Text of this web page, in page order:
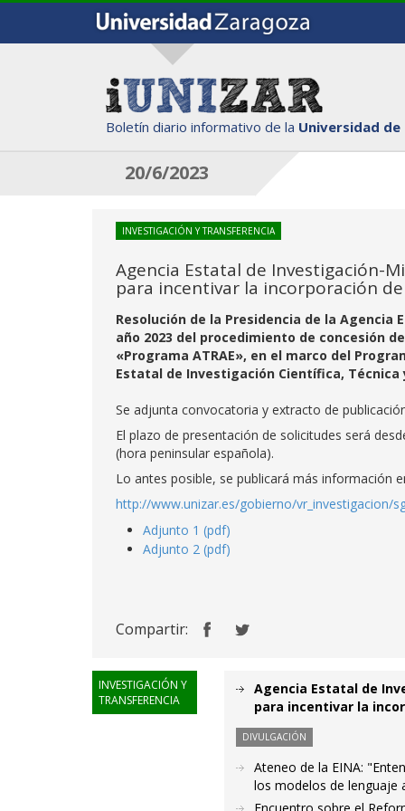
Boletín diario informativo de la Universidad
20/6/2023
INVESTIGACIÓN Y TRANSFERENCIA
Agencia Estatal de Investigación-
para incentivar la incorporación
Resolución de la Presidencia de la
año 2023 del procedimiento de concesión
«Programa ATRAE», en el marco del
Estatal de Investigación Científica, Técnica
Se adjunta convocatoria y extracto de
El plazo de presentación de solicitudes será
(hora peninsular española).
Lo antes posible, se publicará más información
http://www.unizar.es/gobierno/vr_investigacion/
Adjunto 1 (pdf)
Adjunto 2 (pdf)
Compartir:
INVESTIGACIÓN Y
TRANSFERENCIA
Agencia Estatal de
para incentivar la
DIVULGACIÓN
Ateneo de la EINA:
los modelos de lenguaje